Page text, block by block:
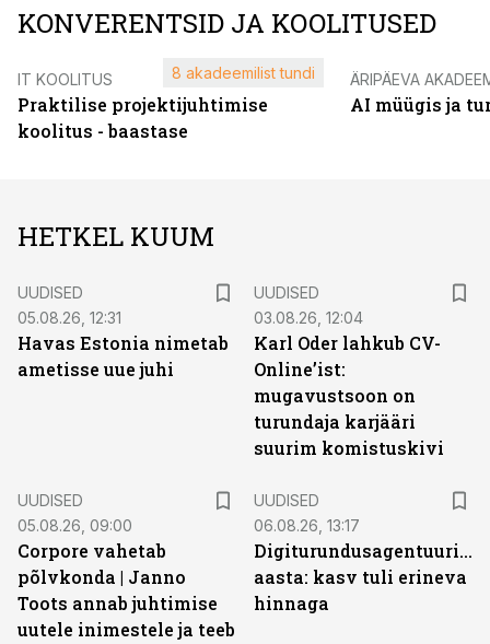
KONVERENTSID JA KOOLITUSED
IT KOOLITUS
Praktilise projektijuhtimise
koolitus - baastase
8 akadeemilist tundi ÄRIPÄEVA
AI müügis ja
HETKEL KUUM
UUDISED
05.08.26, 12:31
Havas Estonia nimetab
ametisse uue juhi
UUDISED
03.08.26, 12:04
Karl Oder lahkub CV-
Online’ist:
mugavustsoon on
turundaja karjääri
suurim komistuskivi
UUDISED
05.08.26, 09:00
Corpore vahetab
põlvkonda | Janno
Toots annab juhtimise
uutele inimestele ja teeb
UUDISED
06.08.26, 13:17
Digiturundusagentuuride
aasta: kasv tuli erineva
hinnaga